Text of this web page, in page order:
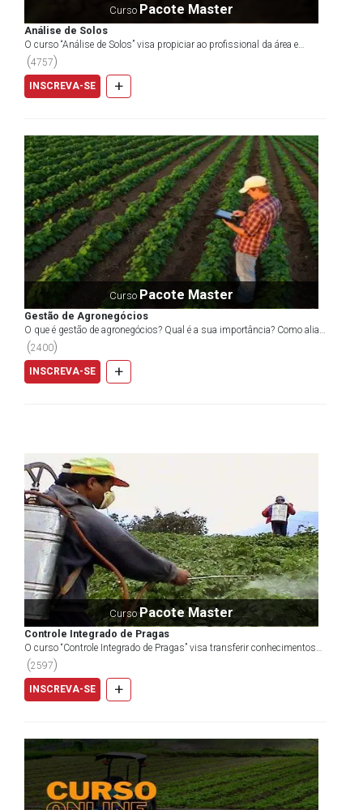
Curso Pacote Master
Análise de Solos
O curso “Análise de Solos” visa propiciar ao profissional da área e
demais interessados pelo tema, as principais té...
(4757)
INSCREVA-SE +
Curso Pacote Master
Gestão de Agronegócios
O que é gestão de agronegócios? Qual é a sua importância? Como aliar
o agronegócio à preservação da biodiversidade?...
(2400)
INSCREVA-SE +
CursoPacote Master
Controle Integrado de Pragas
O curso “Controle Integrado de Pragas” visa transferir conhecimentos
para os estudantes e profissionais do setor ag...
(2597)
INSCREVA-SE +